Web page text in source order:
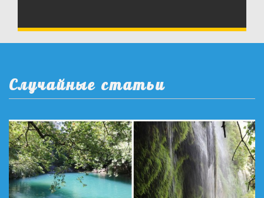
Случайные статьи